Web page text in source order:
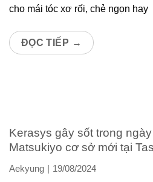
cho mái tóc xơ rối, chẻ ngọn hay
ĐỌC TIẾP →
Kerasys gây sốt trong
Matsukiyo cơ sở mới tại
Aekyung 19/08/2024